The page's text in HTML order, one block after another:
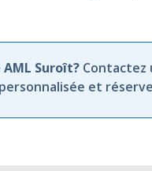
Suroît?Contactez
et